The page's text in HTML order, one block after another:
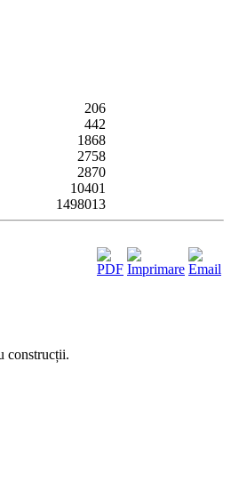
206
442
1868
2758
2870
10401
1498013
construcții.